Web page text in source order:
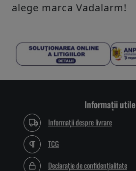
alege marca Vadalarm!
Informații utile
Informații despre livrare
TCG
Declarație de confidențialitate